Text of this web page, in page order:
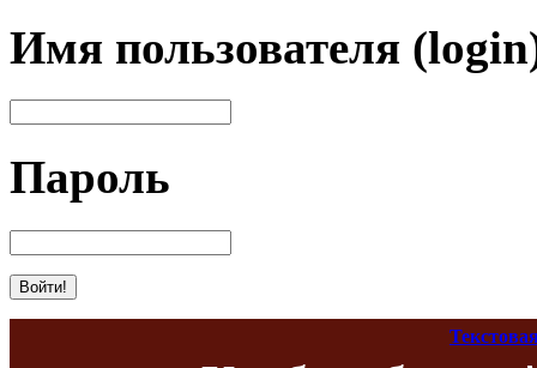
Имя пользователя
Пароль